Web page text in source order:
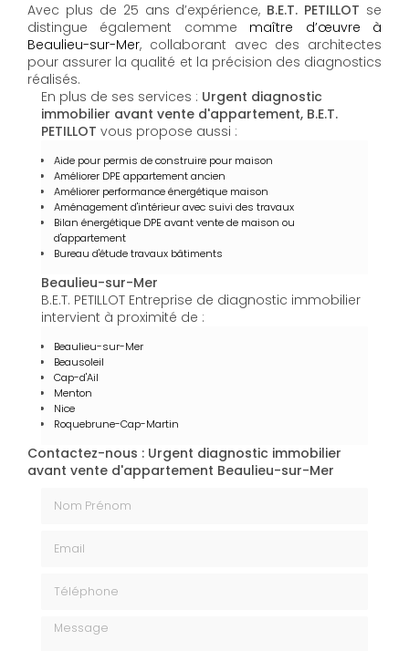
Avec plus de 25 ans d’expérience, B.E.T. PETILLOT se
distingue également comme maître d’œuvre à
Beaulieu-sur-Mer, collaborant avec des architectes
pour assurer la qualité et la précision des diagnostics
réalisés.
En plus de ses services : Urgent diagnostic
immobilier avant vente d'appartement, B.E.T.
PETILLOT vous propose aussi :
Aide pour permis de construire pour maison
Améliorer DPE appartement ancien
Améliorer performance énergétique maison
Aménagement d'intérieur avec suivi des travaux
Bilan énergétique DPE avant vente de maison ou
d'appartement
Bureau d'étude travaux bâtiments
Beaulieu-sur-Mer
B.E.T. PETILLOT Entreprise de diagnostic immobilier
intervient à proximité de :
Beaulieu-sur-Mer
Beausoleil
Cap-d'Ail
Menton
Nice
Roquebrune-Cap-Martin
Contactez-nous : Urgent diagnostic immobilier
avant vente d'appartement Beaulieu-sur-Mer
Message